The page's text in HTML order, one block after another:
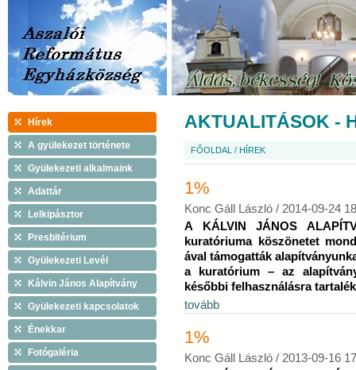
Hírek
A gyülekezet története
Gyülekezeti alkalmaink
Adattár
Lelkipásztor
Presbitérium
Gyülekezeti Levél
Kálvin János Alapítvány
Gyülekezeti kapcsolatok
Énekkar
Fotógaléria
AKTUALITÁSOK -
FŐOLDAL / HÍREK
1%
Konc Gáll László / 2014-09-24
A KÁLVIN JÁNOS
kuratóriuma köszönetet
ával támogatták
a kuratórium – az
későbbi felhasználásra
tovább
1%
Konc Gáll László / 2013-09-16